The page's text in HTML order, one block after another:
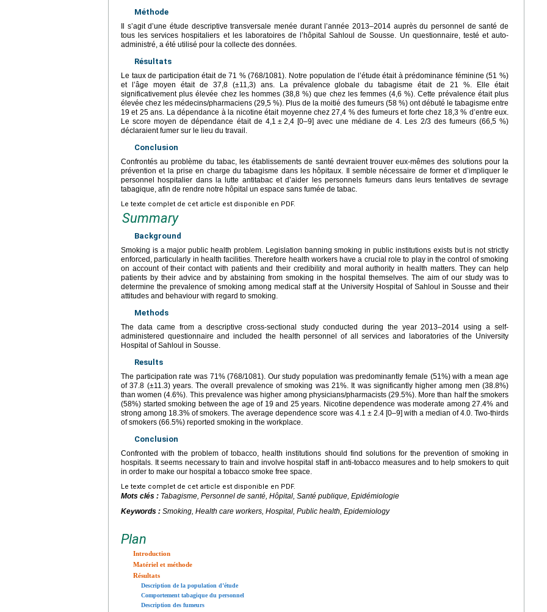
Méthode
Il s’agit d’une étude descriptive transversale menée durant l’année 2013–2014 auprès du personnel de santé de
tous les services hospitaliers et les laboratoires de l’hôpital Sahloul de Sousse. Un questionnaire, testé et auto-
administré, a été utilisé pour la collecte des données.
Résultats
Le taux de participation était de 71 % (768/1081). Notre population de l’étude était à prédominance féminine (51 %)
et l’âge moyen était de 37,8 (±11,3) ans. La prévalence globale du tabagisme était de 21 %. Elle était
significativement plus élevée chez les hommes (38,8 %) que chez les femmes (4,6 %). Cette prévalence était plus
élevée chez les médecins/pharmaciens (29,5 %). Plus de la moitié des fumeurs (58 %) ont débuté le tabagisme entre
19 et 25 ans. La dépendance à la nicotine était moyenne chez 27,4 % des fumeurs et forte chez 18,3 % d’entre eux.
Le score moyen de dépendance était de 4,1 ± 2,4 [0–9] avec une médiane de 4. Les 2/3 des fumeurs (66,5 %)
déclaraient fumer sur le lieu du travail.
Conclusion
Confrontés au problème du tabac, les établissements de santé devraient trouver eux-mêmes des solutions pour la
prévention et la prise en charge du tabagisme dans les hôpitaux. Il semble nécessaire de former et d’impliquer le
personnel hospitalier dans la lutte antitabac et d’aider les personnels fumeurs dans leurs tentatives de sevrage
tabagique, afin de rendre notre hôpital un espace sans fumée de tabac.
Le texte complet de cet article est disponible en PDF.
Summary
Background
Smoking is a major public health problem. Legislation banning smoking in public institutions exists but is not strictly
enforced, particularly in health facilities. Therefore health workers have a crucial role to play in the control of smoking
on account of their contact with patients and their credibility and moral authority in health matters. They can help
patients by their advice and by abstaining from smoking in the hospital themselves. The aim of our study was to
determine the prevalence of smoking among medical staff at the University Hospital of Sahloul in Sousse and their
attitudes and behaviour with regard to smoking.
Methods
The data came from a descriptive cross-sectional study conducted during the year 2013–2014 using a self-
administered questionnaire and included the health personnel of all services and laboratories of the University
Hospital of Sahloul in Sousse.
Results
The participation rate was 71% (768/1081). Our study population was predominantly female (51%) with a mean age
of 37.8 (±11.3) years. The overall prevalence of smoking was 21%. It was significantly higher among men (38.8%)
than women (4.6%). This prevalence was higher among physicians/pharmacists (29.5%). More than half the smokers
(58%) started smoking between the age of 19 and 25 years. Nicotine dependence was moderate among 27.4% and
strong among 18.3% of smokers. The average dependence score was 4.1 ± 2.4 [0–9] with a median of 4.0. Two-thirds
of smokers (66.5%) reported smoking in the workplace.
Conclusion
Confronted with the problem of tobacco, health institutions should find solutions for the prevention of smoking in
hospitals. It seems necessary to train and involve hospital staff in anti-tobacco measures and to help smokers to quit
in order to make our hospital a tobacco smoke free space.
Le texte complet de cet article est disponible en PDF.
Mots clés : Tabagisme, Personnel de santé, Hôpital, Santé publique, Epidémiologie
Keywords : Smoking, Health care workers, Hospital, Public health, Epidemiology
Plan
Introduction
Matériel et méthode
Résultats
Description de la population d’étude
Comportement tabagique du personnel
Description des fumeurs